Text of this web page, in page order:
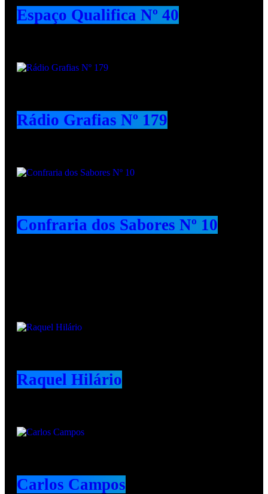
Espaço Qualifica Nº 40
Rádio Grafias Nº 179
Confraria dos Sabores Nº 10
Raquel Hilário
Carlos Campos